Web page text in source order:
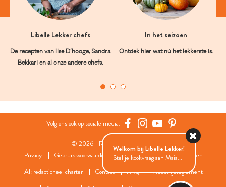
Libelle Lekker chefs
De recepten van Ilse D’hooge, Sandra
Bekkari en al onze andere chefs.
In het seizoen
Ontdek hier wat nú het lekkerste is.
Volg ons ook op sociale media:
© 2026 - Roularta Media Group
Privacy
Gebruiksvoorwaarden Cookies
Cookies instellingen
AI: redactioneel charter
Contact FAQ
Wedstrijdreglement
Welkom bij Libelle Lekker!
Stel je kookvraag aan Maia...